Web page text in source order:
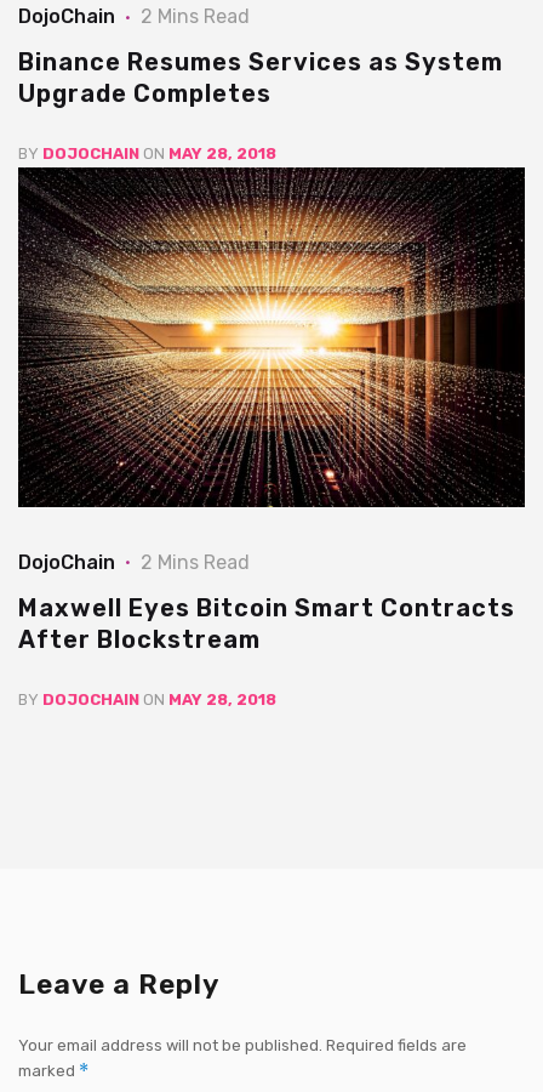
DojoChain 2 Mins Read
Binance Resumes Services as System
Upgrade Completes
BY DOJOCHAIN ON MAY 28, 2018
DojoChain 2 Mins Read
Maxwell Eyes Bitcoin Smart Contracts
After Blockstream
BY DOJOCHAIN ON MAY 28, 2018
Leave a Reply
Your email address will not be published. Required fields are
marked *